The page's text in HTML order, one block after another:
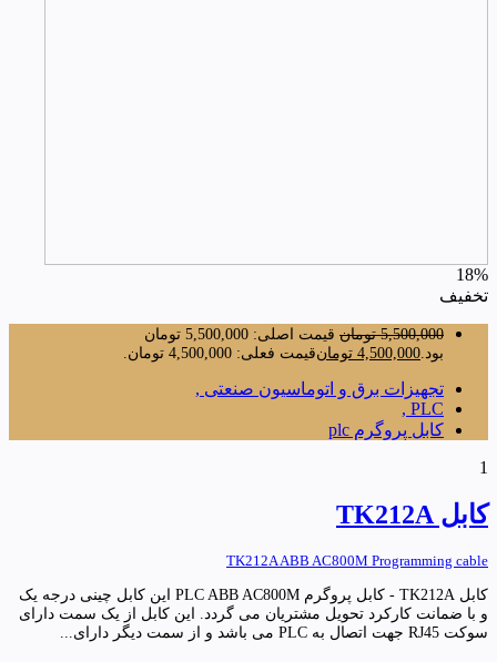
18%
تخفیف
5,500,000 تومان
قیمت اصلی: 5,500,000 تومان
بود. 4,500,000 تومانقیمت فعلی: 4,500,000 تومان.
تجهیزات برق و اتوماسیون صنعتی ,
PLC ,
کابل پروگرم plc
1
کابل TK212A
TK212A ABB AC800M Programming cable
کابل TK212A - کابل پروگرم PLC ABB AC800M این کابل چینی درجه یک
و با ضمانت کارکرد تحویل مشتریان می گردد. این کابل از یک سمت دارای
سوکت RJ45 جهت اتصال به PLC می باشد و از سمت دیگر دارای...